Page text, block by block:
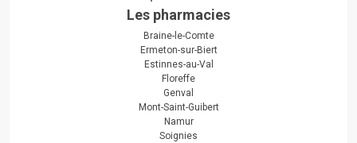
Les pharmacies
Braine-le-Comte
Ermeton-sur-Biert
Estinnes-au-Val
Floreffe
Genval
Mont-Saint-Guibert
Namur
Soignies